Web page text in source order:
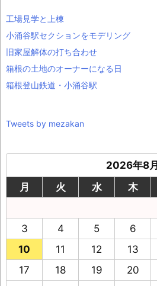
工場見学と上棟
小涌谷駅セクションをモデリング
旧家屋解体の打ち合わせ
箱根の土地のオーナーになる日
箱根登山鉄道・小涌谷駅
Tweets by mezakan
2026年8月
月
火 水 木
3
4 5 6
10
11 12 13
17
18 19 20